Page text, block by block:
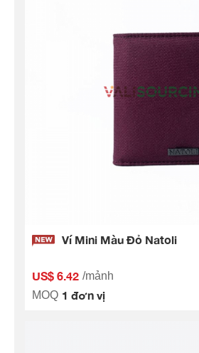
Ví Mini Màu Đỏ Natoli
US$ 6.42 /mảnh
MOQ 1 đơn vị